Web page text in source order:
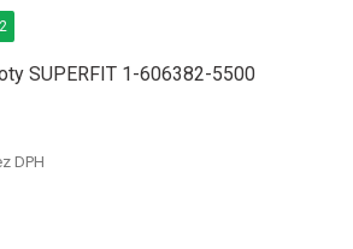
SUPERFIT 1-606382-5500
DPH